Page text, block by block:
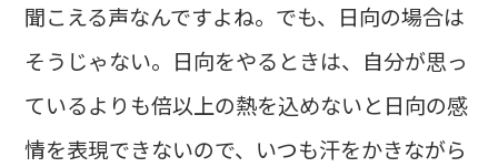
聞こえる声なんですよね。でも、日向の場合は
そうじゃない。日向をやるときは、自分が思っ
ているよりも倍以上の熱を込めないと日向の感
情を表現できないので、いつも汗をかきながら